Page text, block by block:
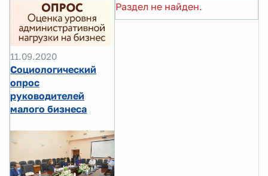
11.09.2020
Социологический
опрос
руководителей
малого бизнеса
Раздел не найден.